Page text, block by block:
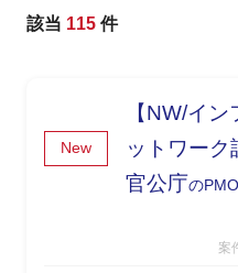
該当 115 件
New
【NW/イ
ットワーク
官公庁の
案